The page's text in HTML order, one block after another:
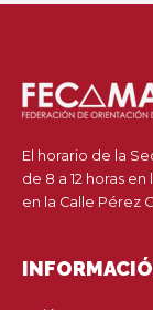
El horario de la
de 8 a 12 horas
en la Calle Pérez